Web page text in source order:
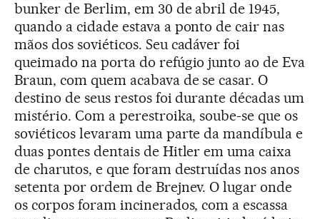
bunker de Berlim, em 30 de abril de 1945,
quando a cidade estava a ponto de cair nas
mãos dos soviéticos. Seu cadáver foi
queimado na porta do refúgio junto ao de Eva
Braun, com quem acabava de se casar. O
destino de seus restos foi durante décadas um
mistério. Com a perestroika, soube-se que os
soviéticos levaram uma parte da mandíbula e
duas pontes dentais de Hitler em uma caixa
de charutos, e que foram destruídas nos anos
setenta por ordem de Brejnev. O lugar onde
os corpos foram incinerados, com a escassa